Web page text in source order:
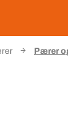
Pærer